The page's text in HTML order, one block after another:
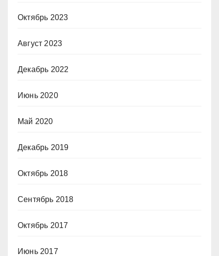
Октябрь 2023
Август 2023
Декабрь 2022
Июнь 2020
Май 2020
Декабрь 2019
Октябрь 2018
Сентябрь 2018
Октябрь 2017
Июнь 2017